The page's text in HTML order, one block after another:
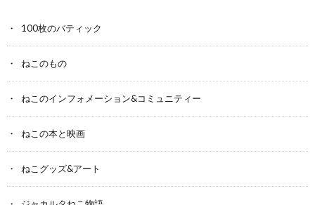
100枚のバティック
ねこのもの
ねこのインフォメーション&コミュニティー
ねこの本と映画
ねこグッズ&アート